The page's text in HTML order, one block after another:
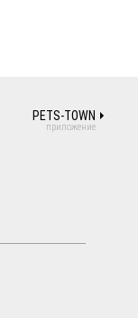
PETS-TOWN
приложение